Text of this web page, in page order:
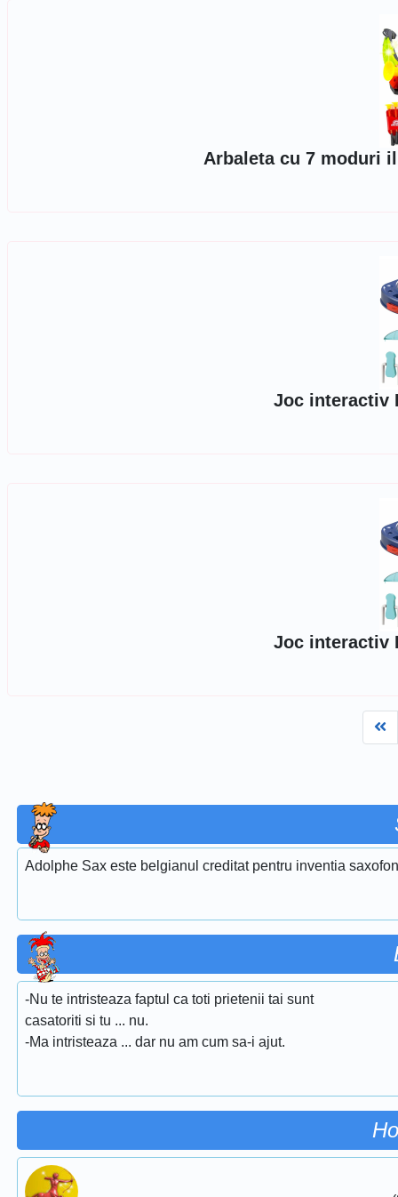
Arbaleta cu 7 moduri
Joc interactiv
Joc interactiv
Adolphe Sax este belgianul creditat pentru inventia
-Nu te intristeaza faptul ca toti prietenii tai sunt
casatoriti si tu ... nu.
-Ma intristeaza ... dar nu am cum sa-i ajut.